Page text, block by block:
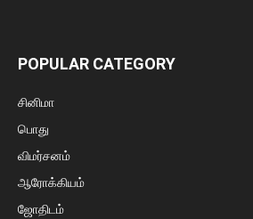
POPULAR CATEGORY
சினிமா
பொது
விமர்சனம்
ஆரோக்கியம்
ஜோதிடம்